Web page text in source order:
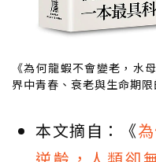
《為何龍蝦不會變老，水
界中青春、衰老與生命期
本文摘自：《